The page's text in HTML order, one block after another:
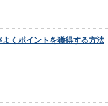
くポイントを獲得する方法